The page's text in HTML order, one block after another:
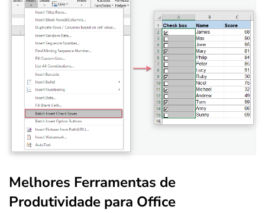
Melhores Ferramentas de
Produtividade para Office